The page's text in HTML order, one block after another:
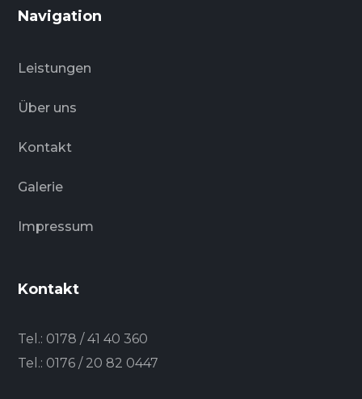
Navigation
Leistungen
Über uns
Kontakt
Galerie
Impressum
Kontakt
Tel.: 0178 / 41 40 360
Tel.: 0176 / 20 82 0447